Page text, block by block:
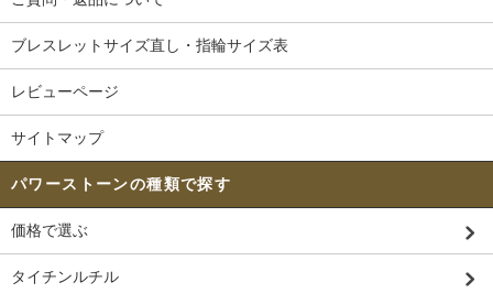
ブレスレットサイズ直し・指輪サイズ表
レビューページ
サイトマップ
パワーストーンの種類で探す
価格で選ぶ
タイチンルチル